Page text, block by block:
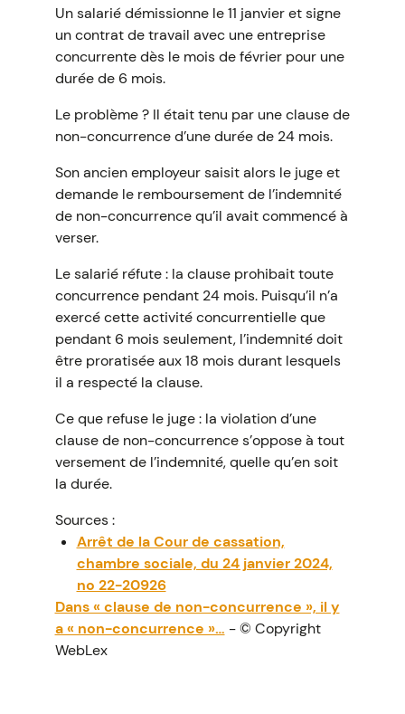
Un salarié démissionne le 11 janvier et signe
un contrat de travail avec une entreprise
concurrente dès le mois de février pour une
durée de 6 mois.
Le problème ? Il était tenu par une clause de
non-concurrence d’une durée de 24 mois.
Son ancien employeur saisit alors le juge et
demande le remboursement de l’indemnité
de non-concurrence qu’il avait commencé à
verser.
Le salarié réfute : la clause prohibait toute
concurrence pendant 24 mois. Puisqu’il n’a
exercé cette activité concurrentielle que
pendant 6 mois seulement, l’indemnité doit
être proratisée aux 18 mois durant lesquels
il a respecté la clause.
Ce que refuse le juge : la violation d’une
clause de non-concurrence s’oppose à tout
versement de l’indemnité, quelle qu’en soit
la durée.
Sources :
Arrêt de la Cour de cassation,
chambre sociale, du 24 janvier 2024,
no 22-20926
Dans « clause de non-concurrence », il y
a « non-concurrence »… - © Copyright
WebLex